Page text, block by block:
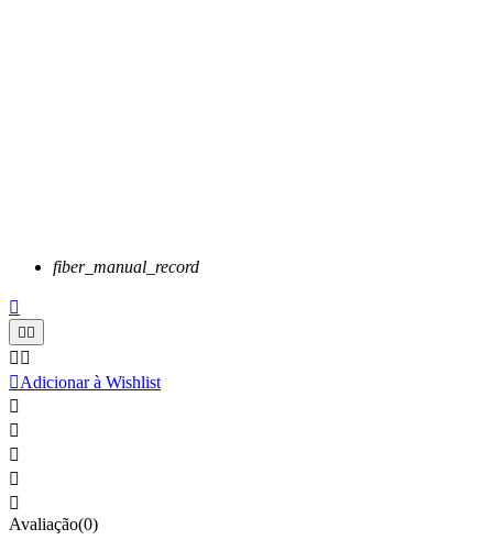
fiber_manual_record

 
 
Adicionar à Wishlist





Avaliação(0)